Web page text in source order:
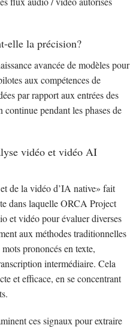
elle la précision?
avancée de modèles pour
aux compétences de
par rapport aux entrées des
pendant les phases de
vidéo et vidéo AI
de la vidéo d’IA native» fait
dans laquelle ORCA Project
et vidéo pour évaluer diverses
aux méthodes traditionnelles
prononcés en texte,
intermédiaire. Cela
et efficace, en se concentrant
ces signaux pour extraire